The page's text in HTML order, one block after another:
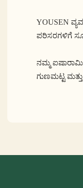
YOUSEN
ಪರಿಸರಗಳಿಗೆ
ನಮ್ಮ ಐಷಾರಾಮಿ
ಗುಣಮಟ್ಟ